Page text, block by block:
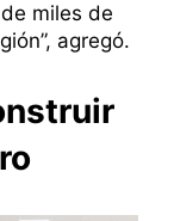
miles de
agregó.